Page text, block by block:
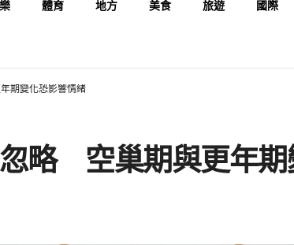
體育 地方 美食 旅遊 國際
期變化恐影響情緒
略 空巢期與更年期